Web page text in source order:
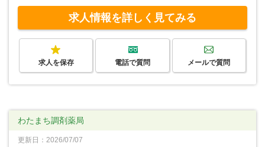
求人情報を詳しく見てみる
求人を保存 電話で質問 メールで質問
わたまち調剤薬局
更新日：2026/07/07